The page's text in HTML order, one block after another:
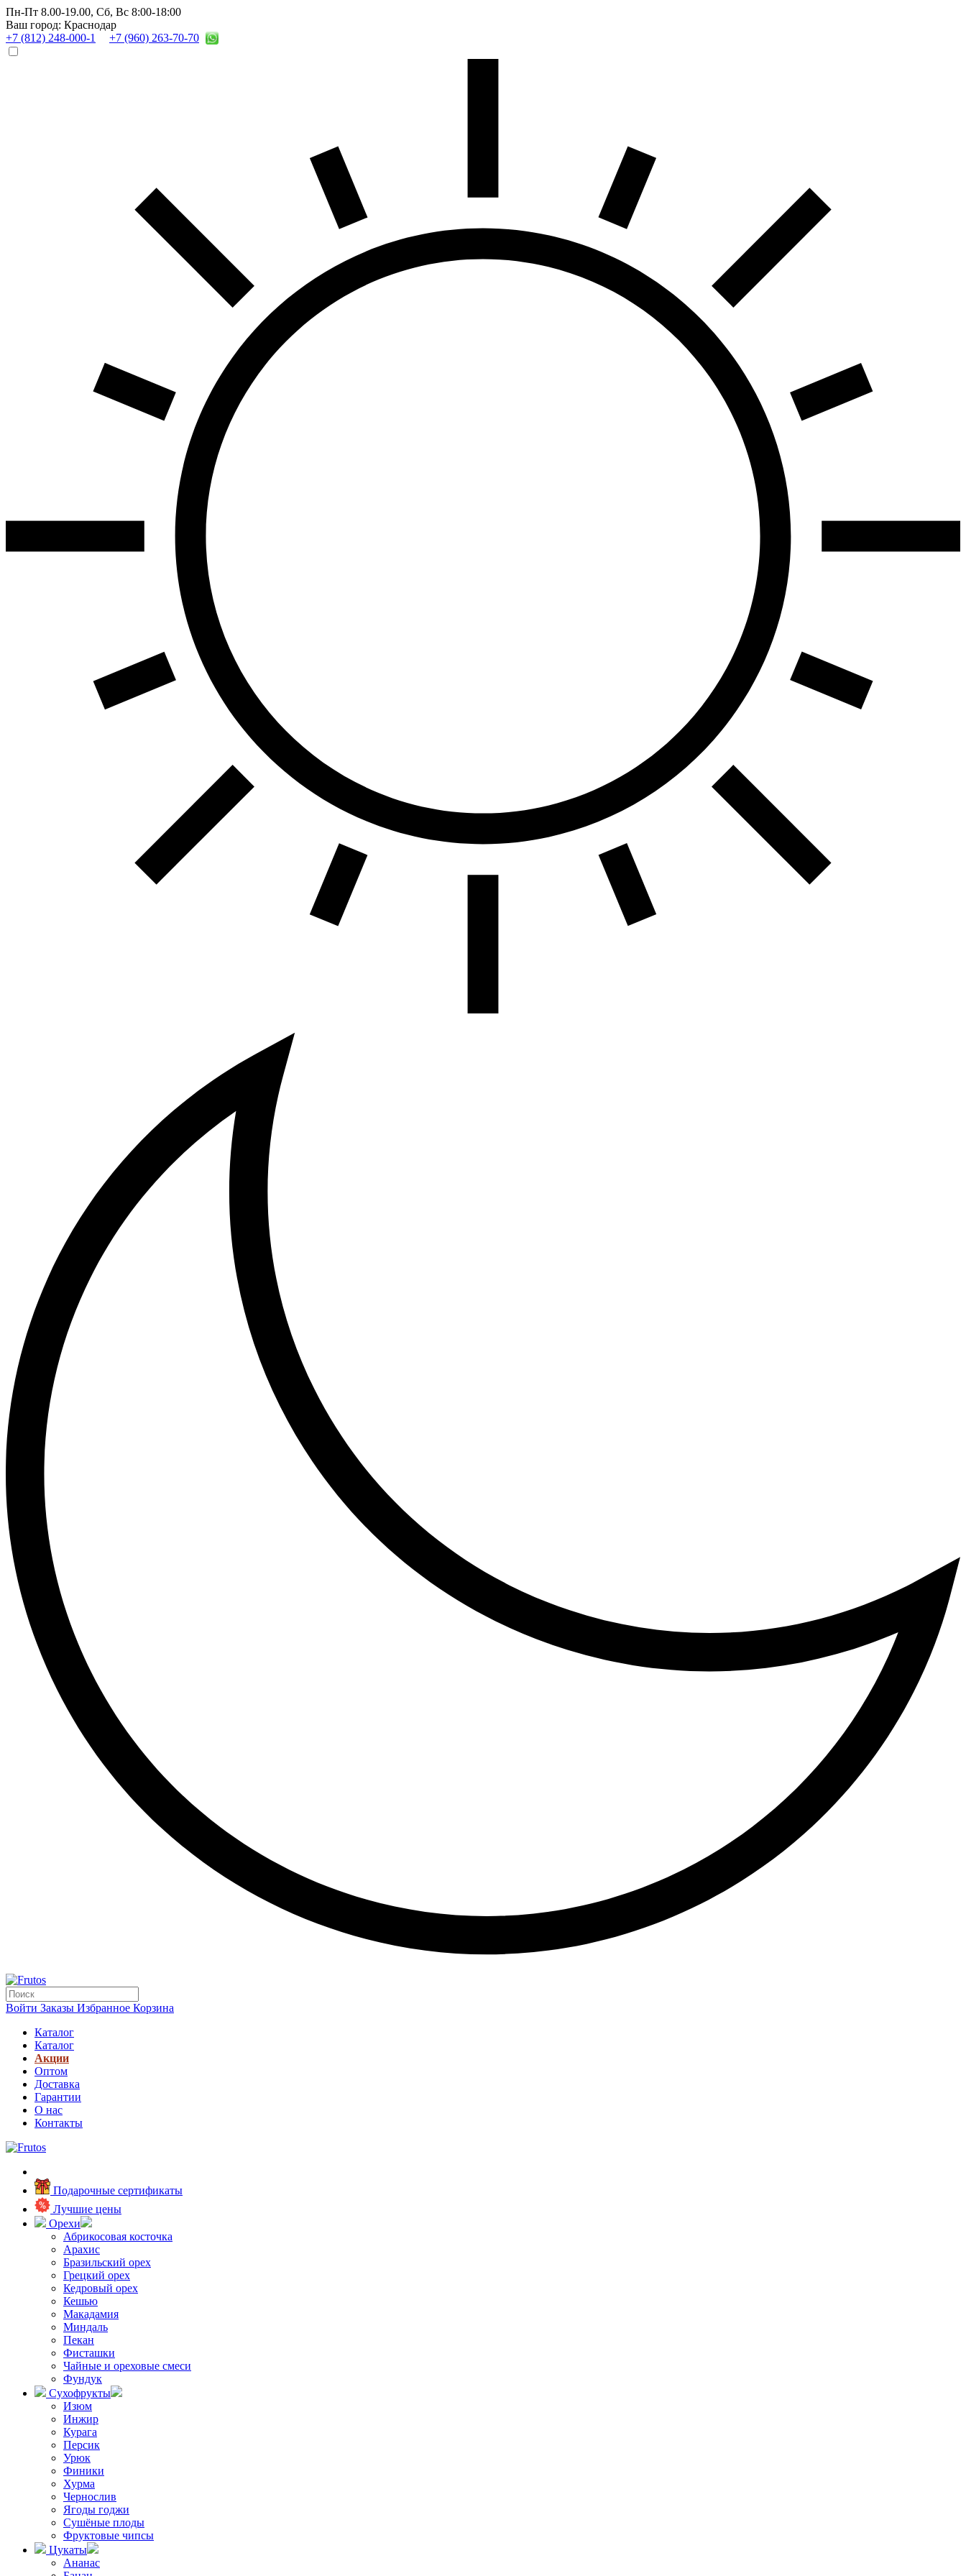
Пн-Пт 8.00-19.00, Сб, Вс 8:00-18:00
Ваш город: Краснодар
+7 (812) 248-000-1
+7 (960) 263-70-70
Войти Заказы Избранное Корзина
Каталог
Каталог
Акции
Оптом
Доставка
Гарантии
О нас
Контакты
Подарочные сертификаты
Лучшие цены
Орехи
Абрикосовая косточка
Арахис
Бразильский орех
Грецкий орех
Кедровый орех
Кешью
Макадамия
Миндаль
Пекан
Фисташки
Чайные и ореховые смеси
Фундук
Сухофрукты
Изюм
Инжир
Курага
Персик
Урюк
Финики
Хурма
Чернослив
Ягоды годжи
Сушёные плоды
Фруктовые чипсы
Цукаты
Ананас